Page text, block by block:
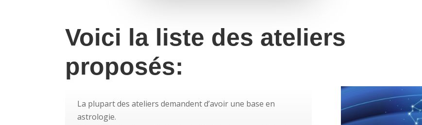
Voici la liste des ateliers
proposés:
La plupart des ateliers demandent d’avoir une base en
astrologie.